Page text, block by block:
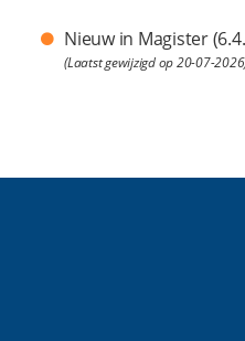
Nieuw in Magister
(Laatst gewijzigd op 20-07-